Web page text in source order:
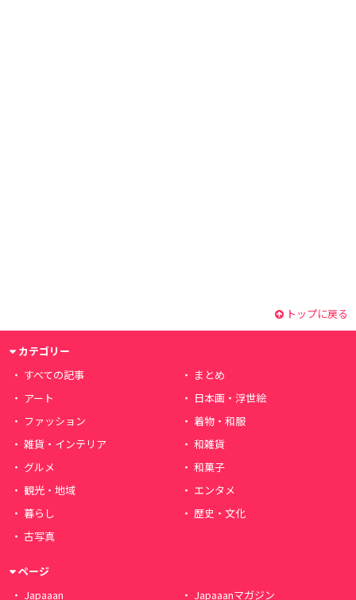
トップに戻る
カテゴリー
すべての記事
まとめ
アート
日本画・浮世絵
ファッション
着物・和服
雑貨・インテリア
和雑貨
グルメ
和菓子
観光・地域
エンタメ
暮らし
歴史・文化
古写真
ページ
Japaaan
Japaaanマガジン